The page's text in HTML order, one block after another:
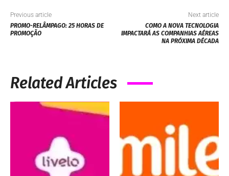
Previous article
PROMO-RELÂMPAGO: 25 HORAS DE
PROMOÇÃO
Next article
COMO A NOVA TECNOLOGIA
IMPACTARÁ AS COMPANHIAS AÉREAS
NA PRÓXIMA DÉCADA
Related Articles